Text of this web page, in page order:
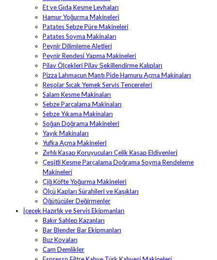
Et ve Gıda Kesme Levhaları
Hamur Yoğurma Makineleri
Patates Sebze Püre Makineleri
Patates Soyma Makinaları
Peynir Dilimleme Aletleri
Peynir Rendesi Yapma Makineleri
Pilav Ölçekleri Pilav Şekillendirme Kalıpları
Pizza Lahmacun Mantı Pide Hamuru Açma Makinaları
Reşolar Sıcak Yemek Servis Tencereleri
Salam Kesme Makinaları
Sebze Parçalama Makinaları
Sebze Yıkama Makinaları
Soğan Doğrama Makineleri
Yayık Makinaları
Yufka Açma Makineleri
Zırhlı Kasap Koruyucuları Çelik Kasap Eldivenleri
Çeşitli Kesme Parçalama Doğrama Soyma Rendeleme
Makineleri
Çiğ Köfte Yoğurma Makineleri
Ölçü Kapları Sürahileri ve Kaşıkları
Öğütücüler Değirmenler
İçecek Hazırlık ve Servis Ekipmanları
Bakır Sahlep Kazanları
Bar Blender Bar Ekipmanları
Buz Kovaları
Cam Demlikler